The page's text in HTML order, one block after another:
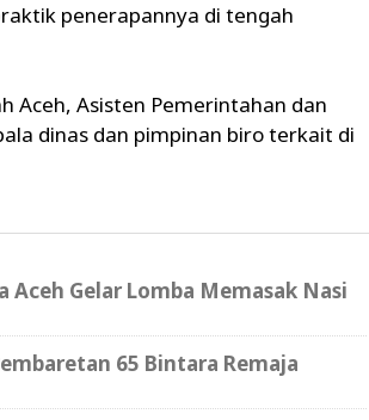
penerapannya di tengah
Aceh, Asisten Pemerintahan dan
dinas dan pimpinan biro terkait di
Aceh Gelar Lomba Memasak Nasi
65 Bintara Remaja